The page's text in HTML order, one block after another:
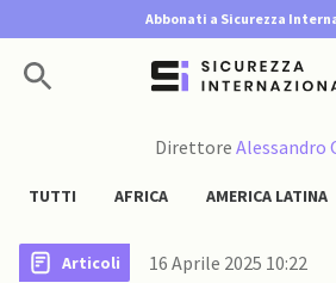
Abbonati a Sicurezza
Direttore Alessandro
TUTTI AFRICA AMERICA LATINA
Articoli 16 Aprile 2025 10:22